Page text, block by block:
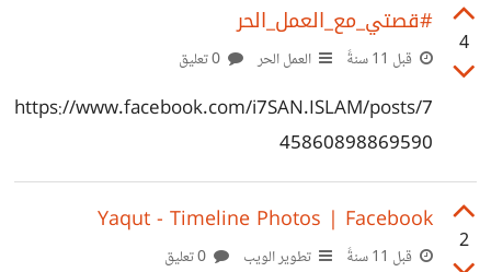
Element.
4
#قصتي_مع_العمل_الحر
قبل 11 سنةً العمل الحر
https://www.facebook.com/i7SAN.ISLAM/posts/7
45860898869590
2
Yaqut - Timeline Photos | Facebook
قبل 11 سنةً تطوير الويب